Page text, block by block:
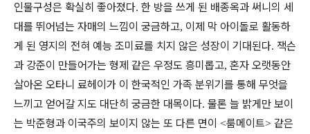
인물구성은 확실히 좋아졌다. 한 방을 쓰게 된 배종옥과 써니의 세
대를 뛰어넘는 자매의 느낌이 궁금하고, 이제 막 아이돌로 활동하
게 된 영지의 전혀 예능 조미료를 치지 않은 성장이 기대된다. 잭슨
과 강준이 만들어가는 형제 같은 우정도 흥미롭고, 혼자 오랫동안
살아온 오타니 료헤이가 이 한국적인 가족 분위기를 통해 무엇을
느끼고 얻어갈 지도 대단히 궁금한 대목이다. 물론 늘 밝게만 보이
는 박준형과 이국주의 보이지 않는 또 다른 면이
<룸메이트> 같은